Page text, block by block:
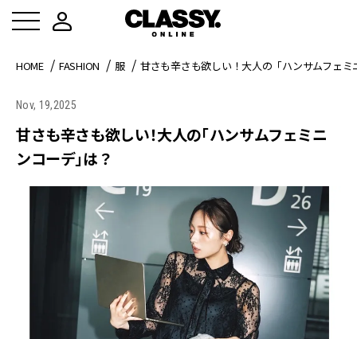
HOME FASHION 服 甘さも辛さも欲しい！大人の「ハンサムフェ
Nov, 19,2025
甘さも辛さも欲しい！大人の「ハンサムフェミニ
ンコーデ」は？